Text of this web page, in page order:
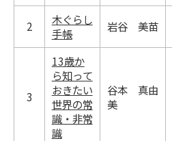
2
木ぐらし
手帳
岩谷 美苗
3
13歳か
ら知って
おきたい
世界の常
識・非常
識
谷本 真由
美